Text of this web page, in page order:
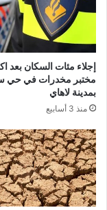
إجلاء مئات السكان بعد
مختبر مخدرات في حي
بمدينة لاهاي
منذ 3 أسابيع